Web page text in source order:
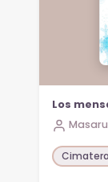
Los